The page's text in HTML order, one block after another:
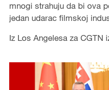
mnogi strahuju da bi ova
jedan udarac filmskoj
Iz Los Angelesa za CGTN